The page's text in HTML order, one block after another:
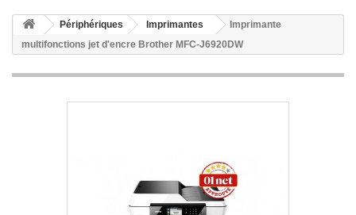
Périphériques Imprimantes
Imprimante
multifonctions jet d'encre Brother MFC-J6920DW